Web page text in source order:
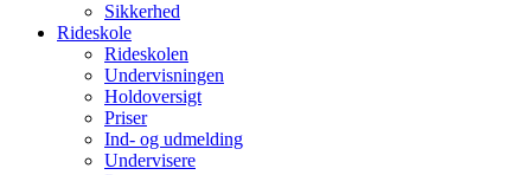
Sikkerhed
Rideskole
Rideskolen
Undervisningen
Holdoversigt
Priser
Ind- og udmelding
Undervisere